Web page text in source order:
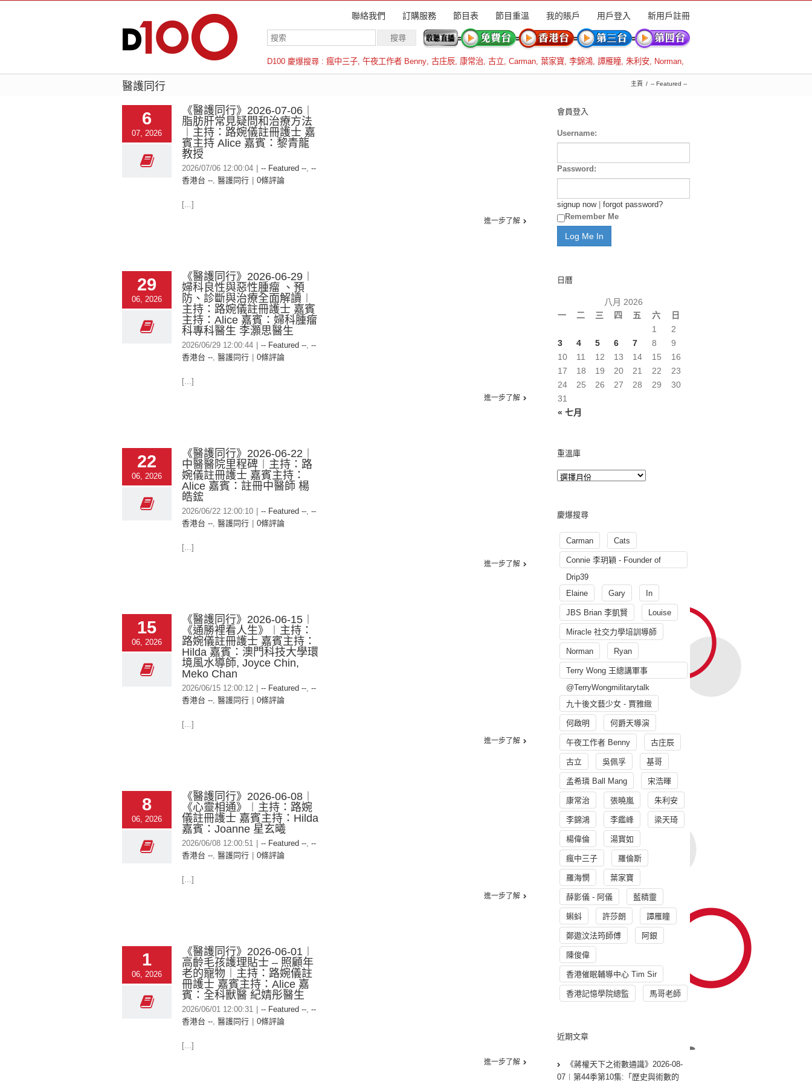
聯絡我們 訂購服務 節目表 節目重溫 我的賬戶 用戶登入 新用戶註冊
D100 慶爆搜尋 : 瘋中三子, 午夜工作者 Benny, 古庄辰, 康常治, 古立, Carman, 葉家寶, 李錦鴻, 譚雁瞳, 朱利安, Norman,
羅倫斯
醫護同行 主頁 -- Featured --
6
07, 2026
《醫護同行》2026-07-06︱
脂肪肝常見疑問和治療方法
︱主持：路婉儀註冊護士 嘉
賓主持 Alice 嘉賓：黎青龍
教授
2026/07/06 12:00:04 -- Featured --, --
香港台 --, 醫護同行 0條評論
[...]
進一步了解
29
06, 2026
《醫護同行》2026-06-29︱
婦科良性與惡性腫瘤 、預
防、診斷與治療全面解讀︱
主持：路婉儀註冊護士 嘉賓
主持：Alice 嘉賓：婦科腫瘤
科專科醫生 李灝思醫生
2026/06/29 12:00:44 -- Featured --, --
香港台 --, 醫護同行 0條評論
[...]
進一步了解
22
06, 2026
《醫護同行》2026-06-22︱
中醫醫院里程碑︱主持：路
婉儀註冊護士 嘉賓主持：
Alice 嘉賓：註冊中醫師 楊
皓鋐
2026/06/22 12:00:10 -- Featured --, --
香港台 --, 醫護同行 0條評論
[...]
進一步了解
15
06, 2026
《醫護同行》2026-06-15︱
《通勝裡看人生》︱主持：
路婉儀註冊護士 嘉賓主持：
Hilda 嘉賓：澳門科技大學環
境風水導師, Joyce Chin,
Meko Chan
2026/06/15 12:00:12 -- Featured --, --
香港台 --, 醫護同行 0條評論
[...]
進一步了解
8
06, 2026
《醫護同行》2026-06-08︱
《心靈相通》︱主持：路婉
儀註冊護士 嘉賓主持：Hilda
嘉賓：Joanne 星玄曦
2026/06/08 12:00:51 -- Featured --, --
香港台 --, 醫護同行 0條評論
[...]
進一步了解
1
06, 2026
《醫護同行》2026-06-01︱
高齡毛孩護理貼士 – 照顧年
老的寵物︱主持：路婉儀註
冊護士 嘉賓主持：Alice 嘉
賓：全科獸醫 紀婧彤醫生
2026/06/01 12:00:31 -- Featured --, --
香港台 --, 醫護同行 0條評論
[...]
進一步了解
會員登入
Username:
Password:
signup now| forgot password?
Remember Me
日曆
八月 2026
一
二 三 四 五 六 日
« 七月
1
2
3
4 5 6 7 8
9
10
11 12 13 14 15
16
17
18 19 20 21 22
23
24
25 26 27 28 29
30
31
重溫庫
慶爆搜尋
Carman Cats
Connie 李玥穎 - Founder of
Drip39
Elaine
Gary In
JBS Brian 李凱賢 Louise
Miracle 社交力學培訓導師
Norman Ryan
Terry Wong 王總講軍事
@TerryWongmilitarytalk
九十後文藝少女 - 賈雅緻
何啟明 何爵天導演
午夜工作者 Benny 古庄辰
古立 吳佩孚 基哥
孟希璘 Ball Mang 宋浩暉
康常治 張曉嵐 朱利安
李錦鴻 李鑑峰 梁天琦
楊偉倫 湯寳如
瘋中三子 羅倫斯
羅海憫 葉家寶
薛影儀 - 阿儀 藍精靈
蝌蚪 許莎朗 譚雁瞳
鄭遨汶法筠師傅 阿銀
陳俊偉
香港催眠輔導中心 Tim Sir
香港記憶學院總監 馬哥老師
近期文章
《蔣權天下之術數通識》2026-08-
07︱第44季第10集:「歴史與術數的